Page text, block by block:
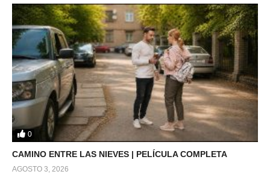
0
CAMINO ENTRE LAS NIEVES | PELÍCULA COMPLETA
AGOSTO 3, 2026